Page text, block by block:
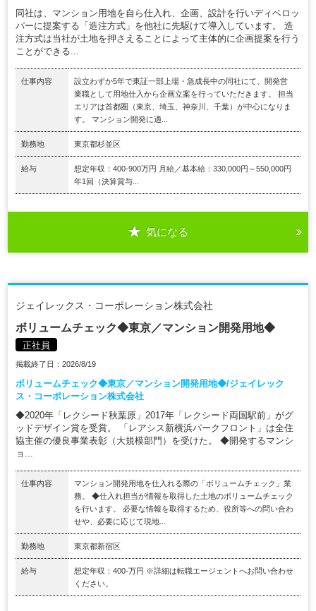
同社は、マンション用地を自ら仕入れ、企画、設計を行いディベロッ
パーに提案する「造注方式」を他社に先駆けて導入しています。 造
注方式は当社が土地を押さえることによって主体的に企画提案を行う
ことができる...
仕事内容
設立わずか5年で東証一部上場・急成長中の同社にて、開発営
業職として用地仕入から企画立案を行っていただきます。 担当
エリアは首都圏（東京、埼玉、神奈川、千葉）が中心になりま
す。 マンション開発に適...
勤務地 東京都杉並区
給与
想定年収：400-900万円 月給／基本給：330,000円～550,000円
年1回（決算賞与...
気になる
ジェイレックス・コーポレーション株式会社
ボリュームチェック◆東京／マンション開発用地◆
正社員
掲載終了日：2026/8/19
ボリュームチェック◆東京／マンション開発用地◆/ジェイレック
ス・コーポレーション株式会社
◆2020年「レクシード秋葉原」2017年「レクシード両国駅前」がグ
ッドデザイン賞を受賞。 「レアシス新横浜パークフロント」は全住
協主催の優良事業表彰（大規模部門）を受けた。 ◆開発するマンシ
ョ...
仕事内容
マンション開発用地を仕入れる際の「ボリュームチェック」業
務。 ◆仕入れ担当が情報を取得した土地のボリュームチェック
を行います。 必要な情報を取得するため、役所等への問い合わ
せや、必要に応じて現地...
勤務地 東京都新宿区
給与
想定年収：400-万円 ※詳細は転職エージェントへお問い合わせ
ください。